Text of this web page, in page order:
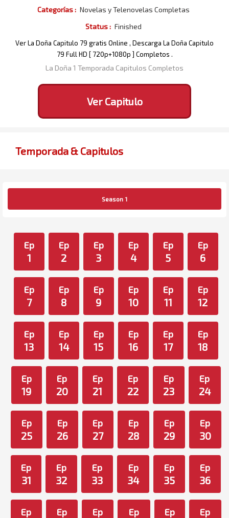
Categorías : Novelas y Telenovelas Completas
Status : Finished
Ver La Doña Capitulo 79 gratis Online , Descarga La Doña Capitulo
79 Full HD [ 720p+1080p ] Completos .
La Doña 1 Temporada Capitulos Completos
Ver Capitulo
Temporada & Capitulos
Season 1
Ep
1
Ep
2
Ep
3
Ep
4
Ep
5
Ep
6
Ep
7
Ep
8
Ep
9
Ep
10
Ep
11
Ep
12
Ep
13
Ep
14
Ep
15
Ep
16
Ep
17
Ep
18
Ep
19
Ep
20
Ep
21
Ep
22
Ep
23
Ep
24
Ep
25
Ep
26
Ep
27
Ep
28
Ep
29
Ep
30
Ep
31
Ep
32
Ep
33
Ep
34
Ep
35
Ep
36
Ep Ep Ep Ep Ep Ep